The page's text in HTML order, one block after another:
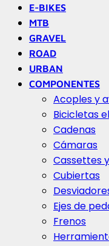
E-BIKES
MTB
GRAVEL
ROAD
URBAN
COMPONENTES
Acoples y
Bicicletas
Cadenas
Cámaras
Cassettes
Cubiertas
Ejes de
Frenos